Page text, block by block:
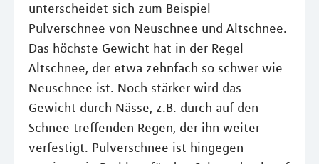
unterscheidet sich zum Beispiel
Pulverschnee von Neuschnee und Altschnee.
Das höchste Gewicht hat in der Regel
Altschnee, der etwa zehnfach so schwer wie
Neuschnee ist. Noch stärker wird das
Gewicht durch Nässe, z.B. durch auf den
Schnee treffenden Regen, der ihn weiter
verfestigt. Pulverschnee ist hingegen